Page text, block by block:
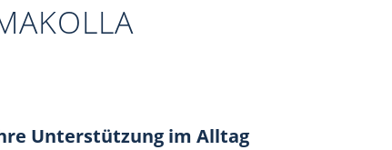
Unterstützung im Alltag